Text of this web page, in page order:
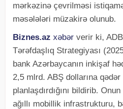
mərkəzinə çevrilməsi
məsələləri müzakirə olunub.
Biznes.az xəbər verir ki,
Tərəfdaşlıq Strategiyası
bank Azərbaycanın inkişaf
2,5 mlrd. ABŞ dollarına qədər
planlaşdırdığını bildirib.
ağıllı mobillik infrastrukturu,